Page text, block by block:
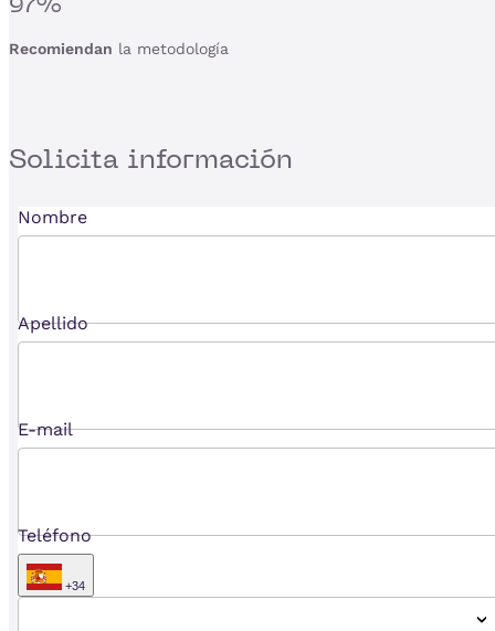
Recomiendan la metodología
Solicita información